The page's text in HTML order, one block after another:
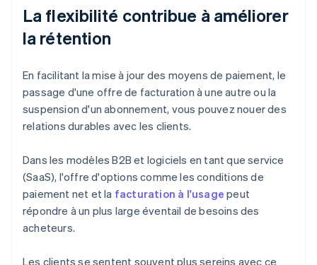
La flexibilité contribue à améliorer
la rétention
En facilitant la mise à jour des moyens de paiement, le
passage d'une offre de facturation à une autre ou la
suspension d'un abonnement, vous pouvez nouer des
relations durables avec les clients.
Dans les modèles B2B et logiciels en tant que service
(SaaS), l'offre d'options comme les conditions de
paiement net et la facturation à l'usage peut
répondre à un plus large éventail de besoins des
acheteurs.
Les clients se sentent souvent plus sereins avec ce